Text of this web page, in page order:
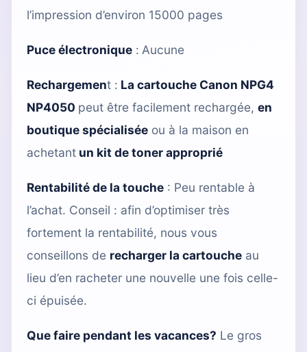
l’impression d’environ 15000 pages
Puce électronique : Aucune
Rechargement : La cartouche Canon NPG4
NP4050 peut être facilement rechargée, en
boutique spécialisée ou à la maison en
achetant un kit de toner approprié
Rentabilité de la touche : Peu rentable à
l’achat. Conseil : afin d’optimiser très
fortement la rentabilité, nous vous
conseillons de recharger la cartouche au
lieu d’en racheter une nouvelle une fois celle-
ci épuisée.
Que faire pendant les vacances? Le gros